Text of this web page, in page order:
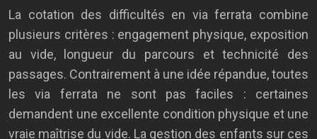
La cotation des difficultés en via ferrata combine
plusieurs critères : engagement physique, exposition
au vide, longueur du parcours et technicité des
passages. Contrairement à une idée répandue, toutes
les via ferrata ne sont pas faciles : certaines
demandent une excellente condition physique et une
vraie maîtrise du vide. La gestion des enfants sur ces